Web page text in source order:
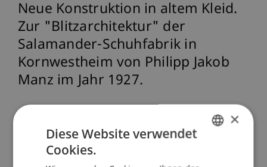
Neue Konstruktion in altem Kleid.
Zur "Blitzarchitektur" der
Salamander-Schuhfabrik in
Kornwestheim von Philipp Jakob
Manz im Jahr 1927.
Stockhammer, D. (2018). Neue Konstruktion in
altem Kleid. Zur "Blitzarchitektur" der
×
Diese Website verwendet
Cookies.